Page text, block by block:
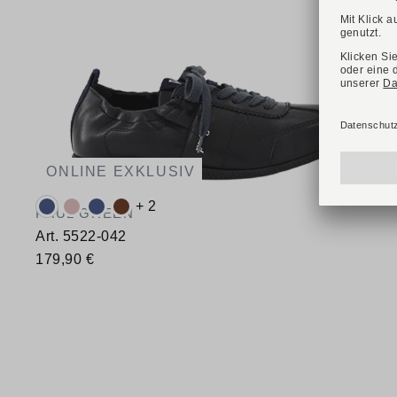
ONLINE EXKLUSIV
PAUL GREEN
Art. 5522-042
179,90 €
Verfügbare Farbvarianten:
+ 2